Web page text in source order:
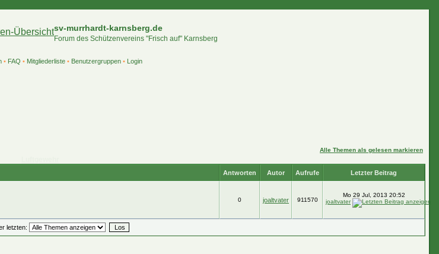
sv-murrhardt-karnsberg.de
Forum des Schützenvereins "Frisch auf" Karnsberg
• FAQ • Mitgliederliste• Benutzergruppen• Login
Alle Themen als gelesen markieren
Antworten Autor Aufrufe Letzter Beitrag
0 joaltvater 911570
Mo 29 Jul, 2013 20:52
joaltvater
letzten: